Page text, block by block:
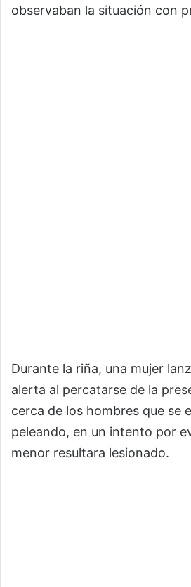
observaban la situación con
Durante la riña, una mujer
alerta al percatarse de la
cerca de los hombres que se
peleando, en un intento por
menor resultara lesionado.